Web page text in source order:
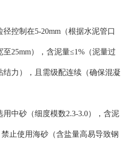
制在5-20mm（根据水泥管口
25mm），含泥量≤1%（泥量过
结力），且需级配连续（确保混凝
中砂（细度模数2.3-3.0），含泥
止使用海砂（含盐量高易导致钢